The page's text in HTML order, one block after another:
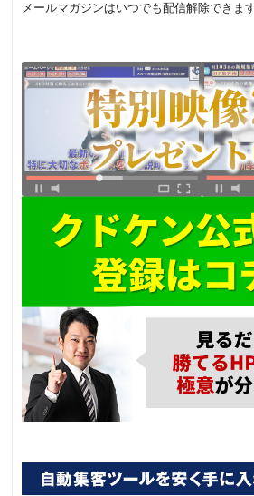
メールマガジンはいつでも配信解除できま